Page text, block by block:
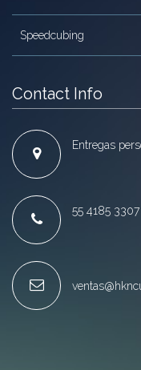
Speedcubing
Contact Info
Entregas
55 4185 3307